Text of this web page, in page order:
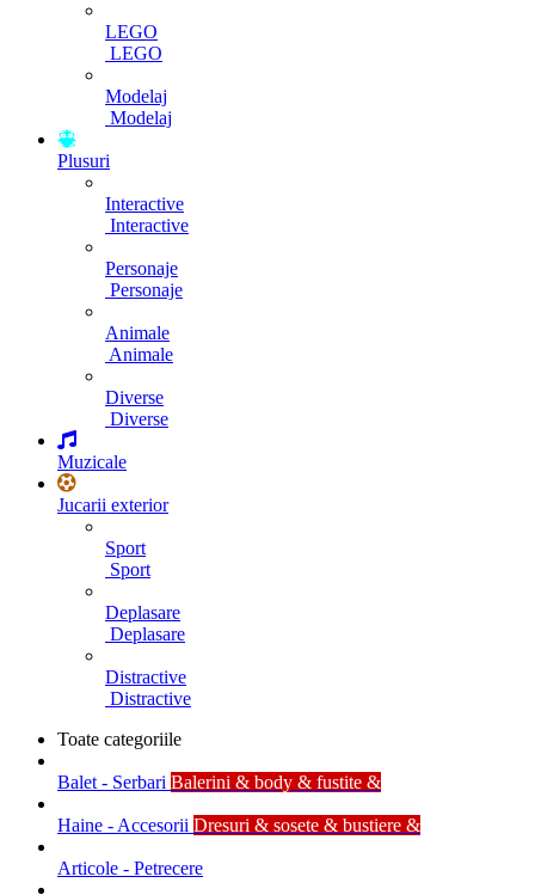
LEGO
LEGO
Modelaj
Modelaj
Plusuri
Interactive
Interactive
Personaje
Personaje
Animale
Animale
Diverse
Diverse
Muzicale
Jucarii exterior
Sport
Sport
Deplasare
Deplasare
Distractive
Distractive
Toate categoriile
Balet - Serbari Balerini & body & fustite &
Haine - Accesorii Dresuri & sosete & bustiere &
Articole - Petrecere